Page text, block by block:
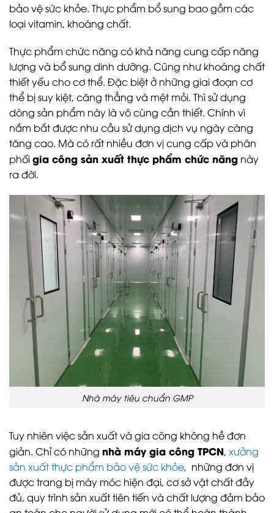
bảo vệ sức khỏe. Thực phẩm bổ sung bao gồm các
loại vitamin, khoáng chất.
Thực phẩm chức năng có khả năng cung cấp năng
lượng và bổ sung dinh dưỡng. Cũng như khoáng chất
thiết yếu cho cơ thể. Đặc biệt ở những giai đoạn cơ
thể bị suy kiệt, căng thẳng và mệt mỏi. Thì sử dụng
dòng sản phẩm này là vô cùng cần thiết. Chính vì
nắm bắt được nhu cầu sử dụng dịch vụ ngày càng
tăng cao. Mà có rất nhiều đơn vị cung cấp và phân
phốigia công sản xuất thực phẩm chức năng này
ra đời.
Nhà máy tiêu chuẩn GMP
Tuy nhiên việc sản xuất và gia công không hề đơn
giản. Chỉ có những nhà máy gia công TPCN, xưởng
sản xuất thực phẩm bảo vệ sức khỏe, những đơn vị
được trang bị máy móc hiện đại, cơ sở vật chất đầy
đủ, quy trình sản xuất tiên tiến và chất lượng đảm bảo